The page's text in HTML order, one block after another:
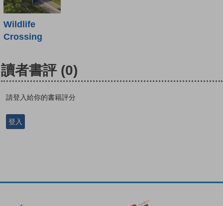
Wildlife
Crossing
讀者書評 (0)
請登入給你的書籍評分
登入